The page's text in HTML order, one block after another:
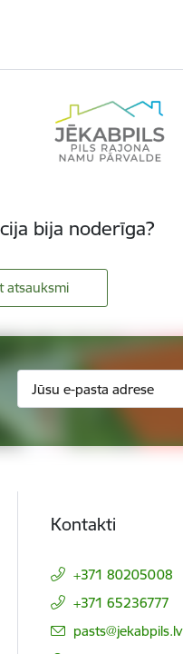
bija noderīga?
atsauksmi
Kontakti
+371 80205008
+371 65236777
E-pasts:
pasts@jekabpils.lv